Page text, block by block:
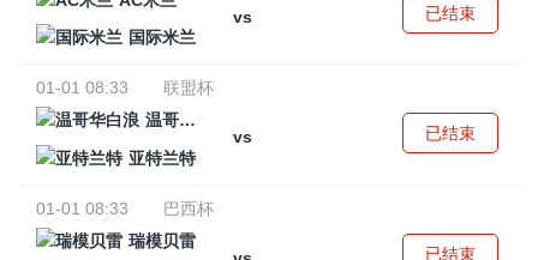
vs
国际米兰
已结束
01-01 08:33
联盟杯
温哥华白浪
vs
亚特兰特
已结束
01-01 08:33
巴西杯
瑞模贝雷
已结束